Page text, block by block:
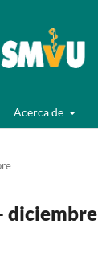
Acerca de
diciembre